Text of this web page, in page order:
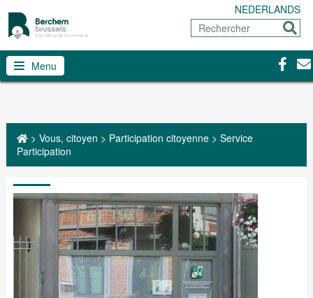
NEDERLANDS
Rechercher
Menu
> Vous, citoyen > Participation citoyenne> Service
Participation